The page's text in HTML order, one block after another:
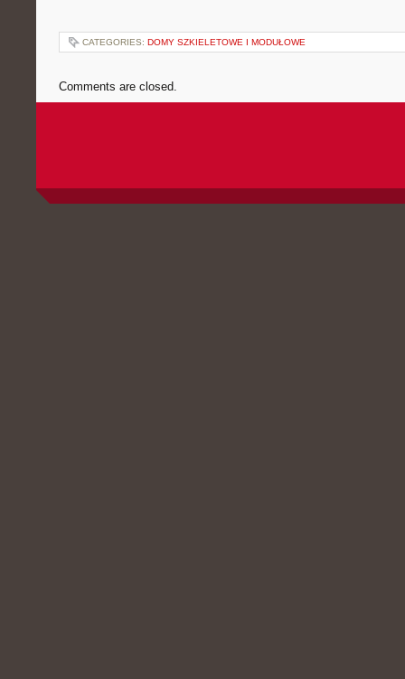
CATEGORIES: DOMY SZKIELETOWE I MODUŁOWE
Comments are closed.